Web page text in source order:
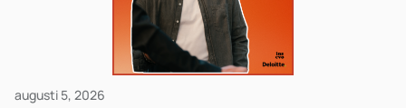
augusti 5, 2026